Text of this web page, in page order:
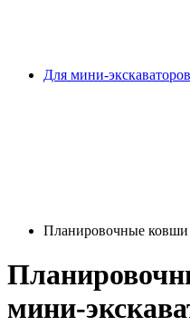
Для мини-
Планировочные ковши
мини-